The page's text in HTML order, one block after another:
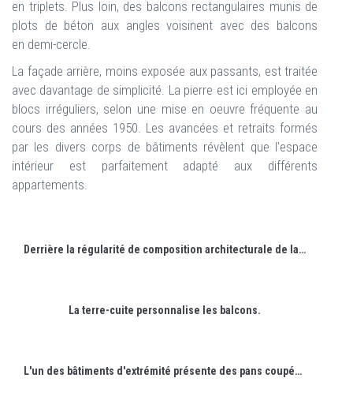
en triplets. Plus loin, des balcons rectangulaires munis de
plots de béton aux angles voisinent avec des balcons
en demi-cercle.
La façade arrière, moins exposée aux passants, est traitée
avec davantage de simplicité. La pierre est ici employée en
blocs irréguliers, selon une mise en oeuvre fréquente au
cours des années 1950. Les avancées et retraits formés
par les divers corps de bâtiments révèlent que l'espace
intérieur est parfaitement adapté aux différents
appartements.
Derrière la régularité de composition architecturale de la barre, chaque corps de bâtiment est traité différemment. Celui-ci présente de grands balcons avec baies en triplets.
La terre-cuite personnalise les balcons.
L'un des bâtiments d'extrémité présente des pans coupés servant de marquises.